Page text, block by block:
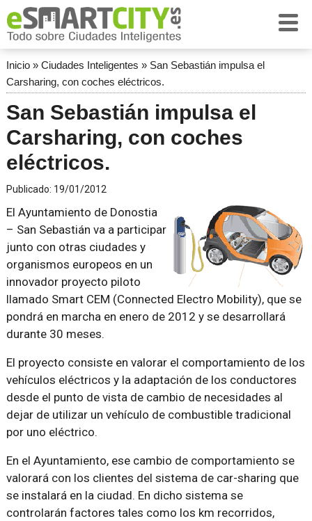
Inicio» Ciudades Inteligentes » San Sebastián impulsa el
Carsharing, con coches eléctricos.
San Sebastián impulsa el
Carsharing, con coches
eléctricos.
Publicado: 19/01/2012
El Ayuntamiento de Donostia
– San Sebastián va a participar
junto con otras ciudades y
organismos europeos en un
innovador proyecto piloto
llamado Smart CEM (Connected Electro Mobility), que se
pondrá en marcha en enero de 2012 y se desarrollará
durante 30 meses.
El proyecto consiste en valorar el comportamiento de los
vehículos eléctricos y la adaptación de los conductores
desde el punto de vista de cambio de necesidades al
dejar de utilizar un vehículo de combustible tradicional
por uno eléctrico.
En el Ayuntamiento, ese cambio de comportamiento se
valorará con los clientes del sistema de car-sharing que
se instalará en la ciudad. En dicho sistema se
controlarán factores tales como los km recorridos,